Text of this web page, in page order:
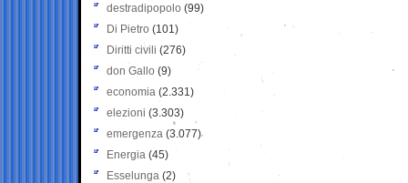
destradipopolo (99)
Di Pietro (101)
Diritti civili (276)
don Gallo (9)
economia (2.331)
elezioni (3.303)
emergenza (3.077)
Energia (45)
Esselunga (2)